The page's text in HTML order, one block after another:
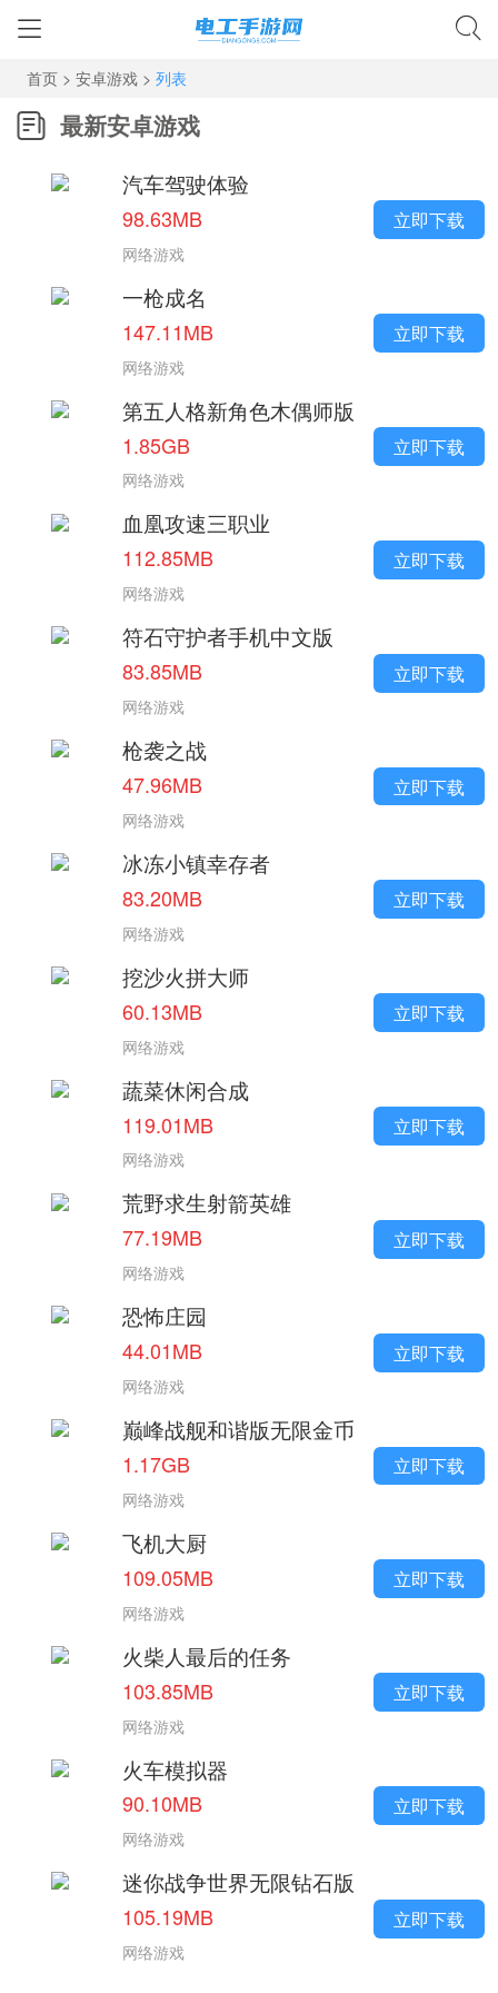
首页 > 安卓游戏> 列表
最新安卓游戏
汽车驾驶体验
98.63MB
网络游戏
立即下载
一枪成名
147.11MB
网络游戏
立即下载
第五人格新角色木偶师版
1.85GB
网络游戏
立即下载
血凰攻速三职业
112.85MB
网络游戏
立即下载
符石守护者手机中文版
83.85MB
网络游戏
立即下载
枪袭之战
47.96MB
网络游戏
立即下载
冰冻小镇幸存者
83.20MB
网络游戏
立即下载
挖沙火拼大师
60.13MB
网络游戏
立即下载
蔬菜休闲合成
119.01MB
网络游戏
立即下载
荒野求生射箭英雄
77.19MB
网络游戏
立即下载
恐怖庄园
44.01MB
网络游戏
立即下载
巅峰战舰和谐版无限金币
1.17GB
网络游戏
立即下载
飞机大厨
109.05MB
网络游戏
立即下载
火柴人最后的任务
103.85MB
网络游戏
立即下载
火车模拟器
90.10MB
网络游戏
立即下载
迷你战争世界无限钻石版
105.19MB
网络游戏
立即下载